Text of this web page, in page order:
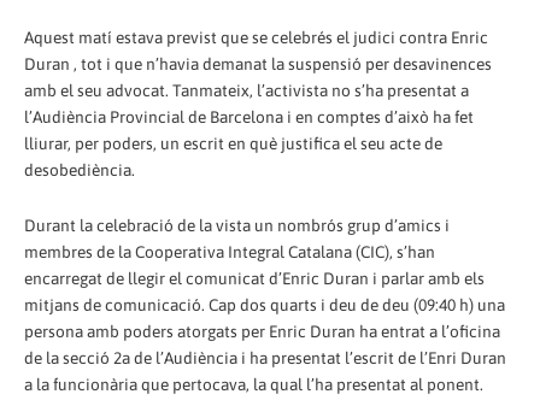
Aquest matí estava previst que se celebrés el judici contra Enric
Duran , tot i que n’havia demanat la suspensió per desavinences
amb el seu advocat. Tanmateix, l’activista no s’ha presentat a
l’Audiència Provincial de Barcelona i en comptes d’això ha fet
lliurar, per poders, un escrit en què justifica el seu acte de
desobediència.
Durant la celebració de la vista un nombrós grup d’amics i
membres de la Cooperativa Integral Catalana (CIC), s’han
encarregat de llegir el comunicat d’Enric Duran i parlar amb els
mitjans de comunicació. Cap dos quarts i deu de deu (09:40 h) una
persona amb poders atorgats per Enric Duran ha entrat a l’oficina
de la secció 2a de l’Audiència i ha presentat l’escrit de l’Enri Duran
a la funcionària que pertocava, la qual l’ha presentat al ponent.